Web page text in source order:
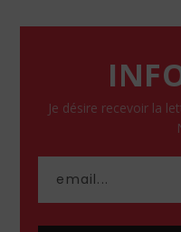
Je désire recevoir la